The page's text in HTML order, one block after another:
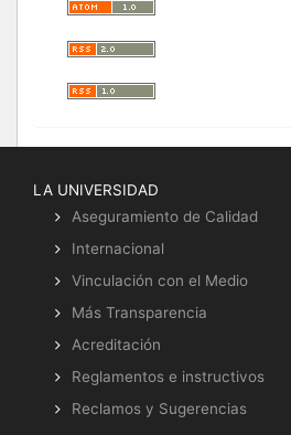
LA UNIVERSIDAD
Aseguramiento de Calidad
Internacional
Vinculación con el Medio
Más Transparencia
Acreditación
Reglamentos e instructivos
Reclamos y Sugerencias